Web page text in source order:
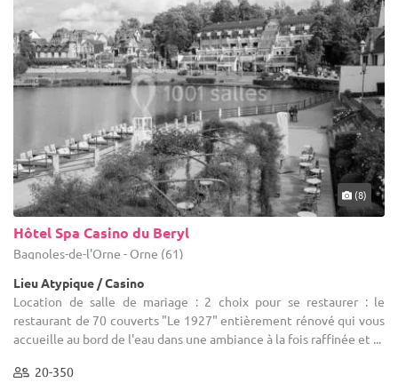
(8)
Hôtel Spa Casino du Beryl
Bagnoles-de-l'Orne - Orne (61)
Lieu Atypique / Casino
Location de salle de mariage : 2 choix pour se restaurer : le
restaurant de 70 couverts "Le 1927" entièrement rénové qui vous
accueille au bord de l'eau dans une ambiance à la fois raffinée et ...
20-350